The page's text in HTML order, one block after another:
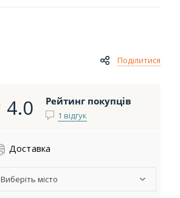
Поділитися
4.0 Рейтинг покупців
1 відгук
Доставка
Виберіть місто